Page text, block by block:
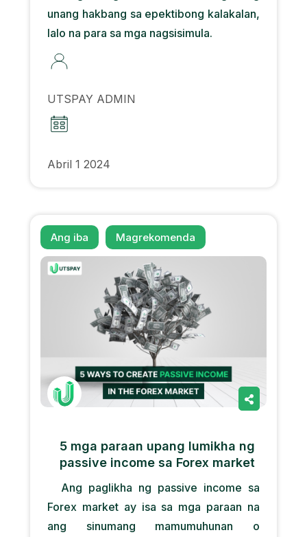
unang hakbang sa epektibong kalakalan,
lalo na para sa mga nagsisimula.
UTSPAY ADMIN
Abril 1 2024
Ang iba Magrekomenda
5 mga paraan upang lumikha ng
passive income sa Forex market
Ang paglikha ng passive income sa
Forex market ay isa sa mga paraan na
ang sinumang mamumuhunan o